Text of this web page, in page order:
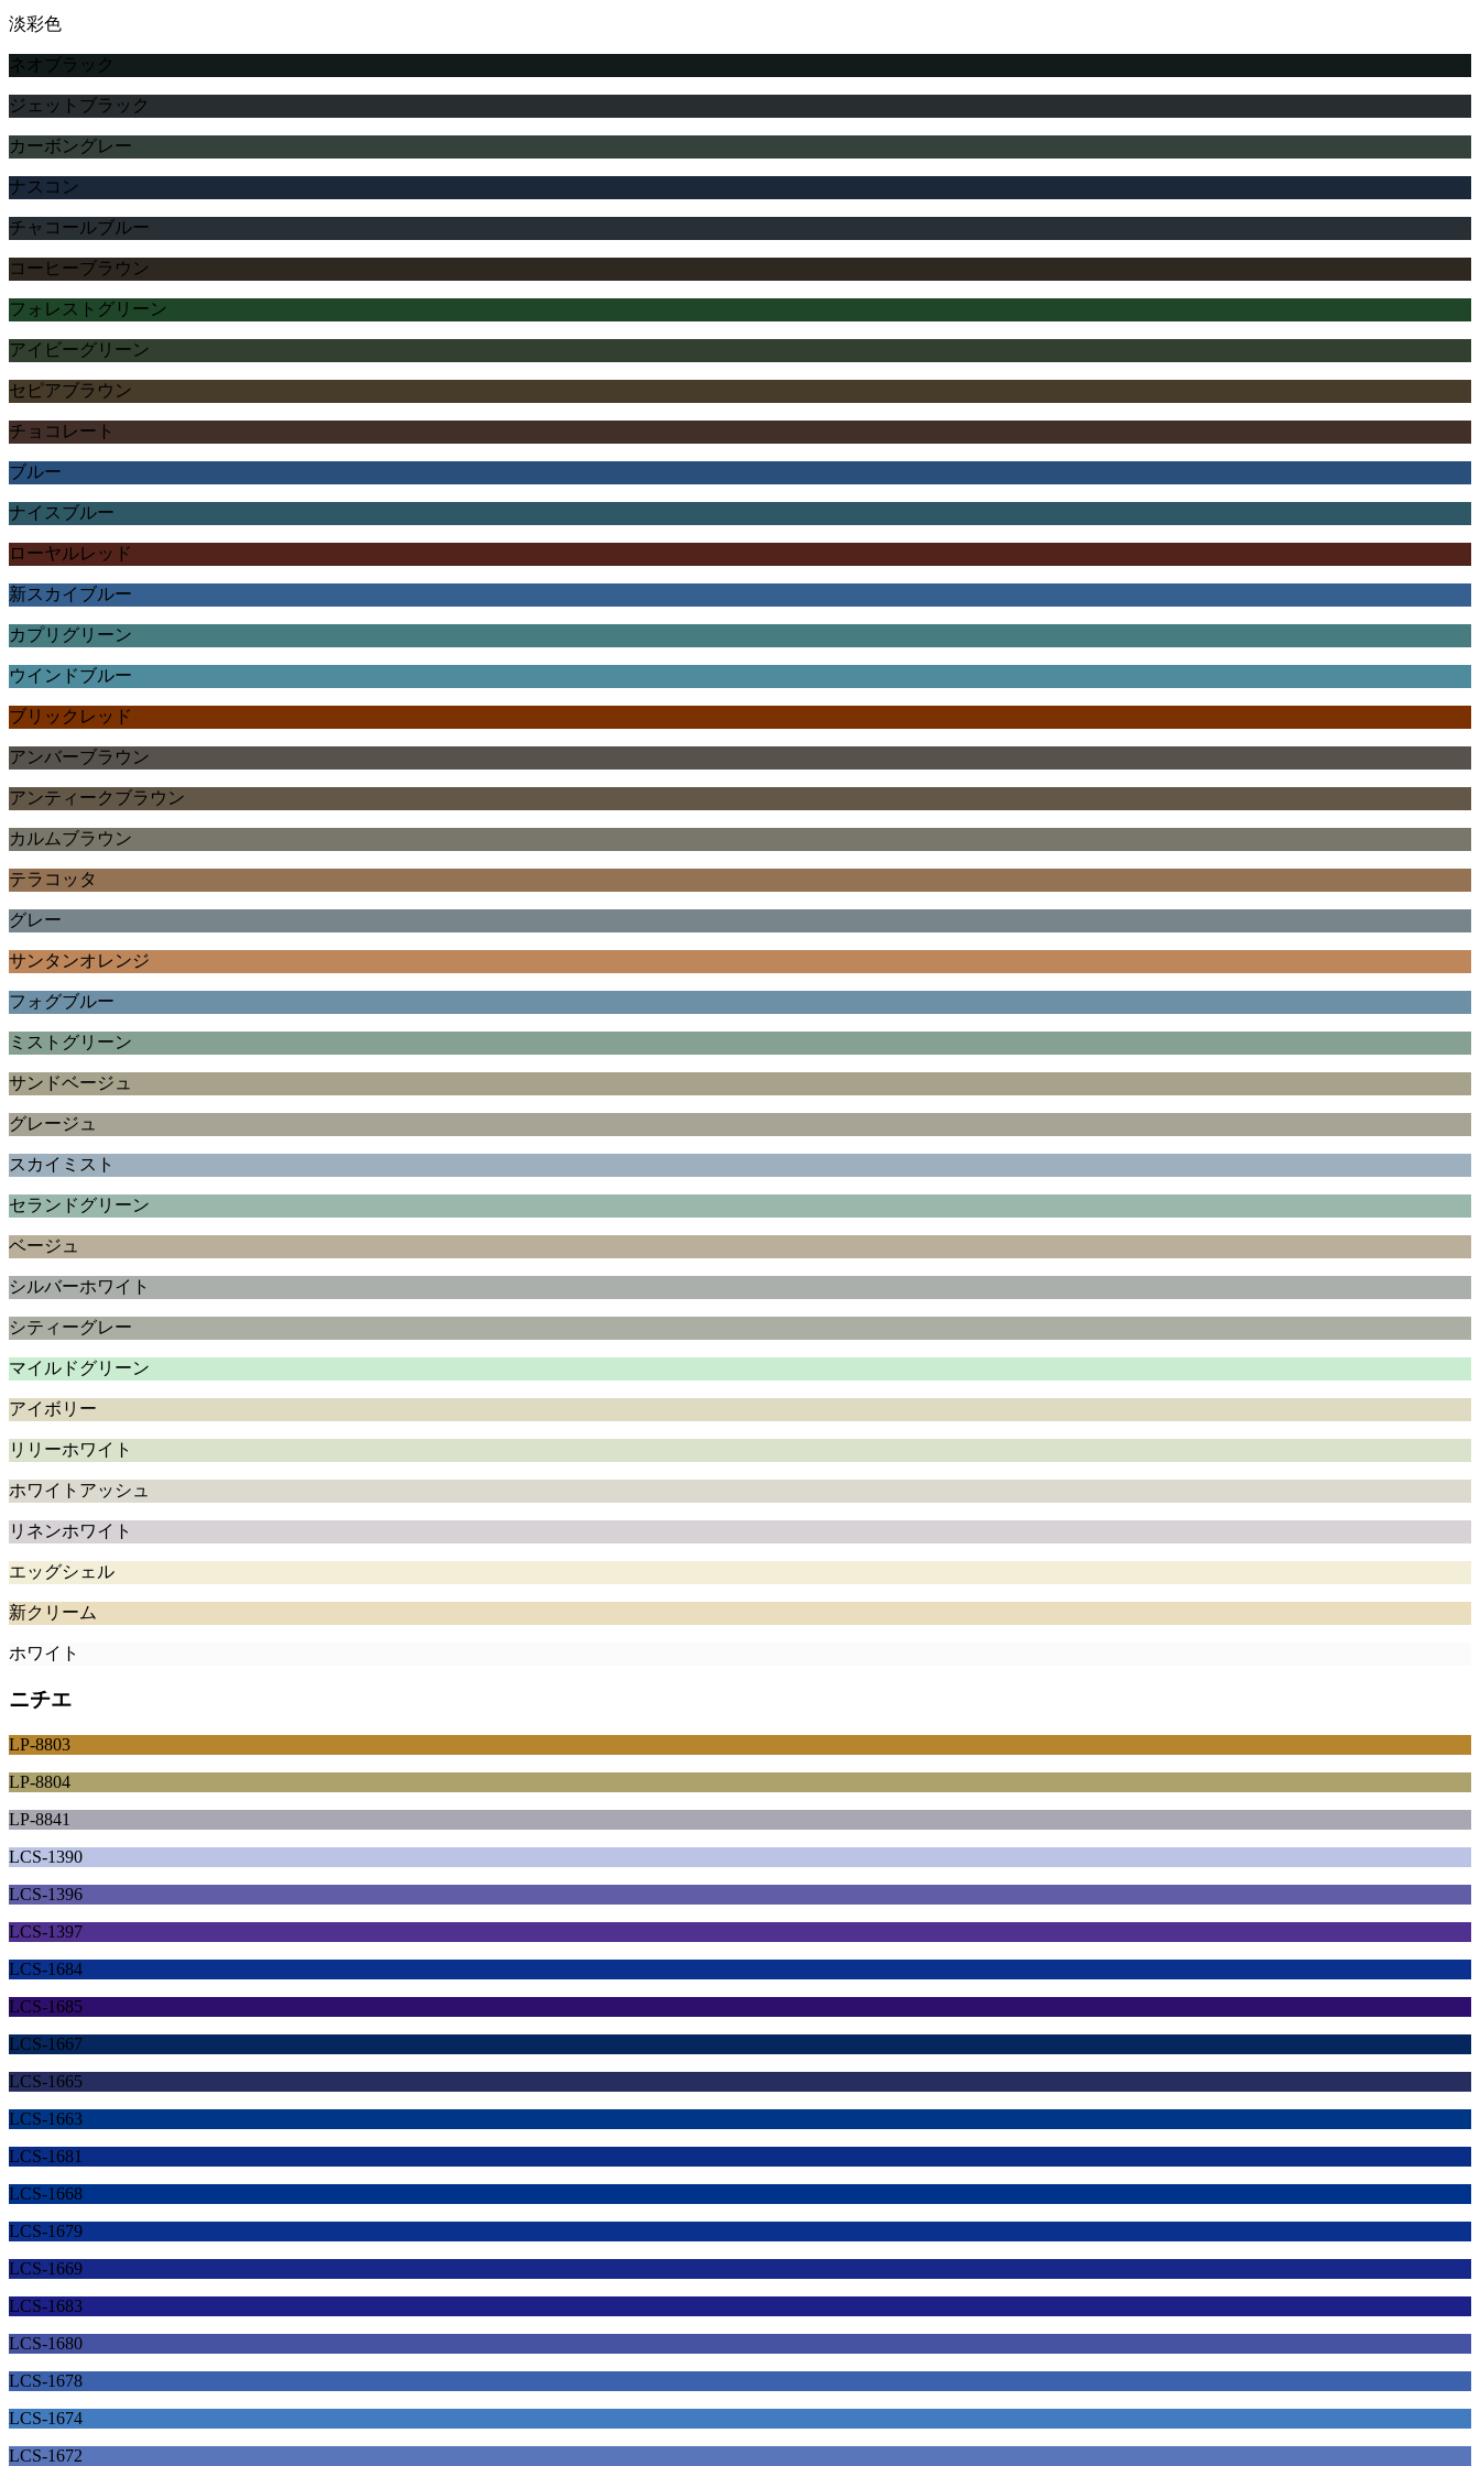
淡彩色
ネオブラック
ジェットブラック
カーボングレー
ナスコン
チャコールブルー
コーヒーブラウン
フォレストグリーン
アイビーグリーン
セピアブラウン
チョコレート
ブルー
ナイスブルー
ローヤルレッド
新スカイブルー
カプリグリーン
ウインドブルー
ブリックレッド
アンバーブラウン
アンティークブラウン
カルムブラウン
テラコッタ
グレー
サンタンオレンジ
フォグブルー
ミストグリーン
サンドベージュ
グレージュ
スカイミスト
セランドグリーン
ベージュ
シルバーホワイト
シティーグレー
マイルドグリーン
アイボリー
リリーホワイト
ホワイトアッシュ
リネンホワイト
エッグシェル
新クリーム
ホワイト
ニチエ
LP-8803
LP-8804
LP-8841
LCS-1390
LCS-1396
LCS-1397
LCS-1684
LCS-1685
LCS-1667
LCS-1665
LCS-1663
LCS-1681
LCS-1668
LCS-1679
LCS-1669
LCS-1683
LCS-1680
LCS-1678
LCS-1674
LCS-1672